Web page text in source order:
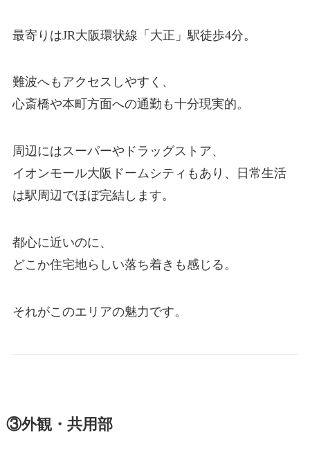
最寄りはJR大阪環状線「大正」駅徒歩4分。
難波へもアクセスしやすく、
心斎橋や本町方面への通勤も十分現実的。
周辺にはスーパーやドラッグストア、
イオンモール大阪ドームシティもあり、日常生活
は駅周辺でほぼ完結します。
都心に近いのに、
どこか住宅地らしい落ち着きも感じる。
それがこのエリアの魅力です。
③外観・共用部